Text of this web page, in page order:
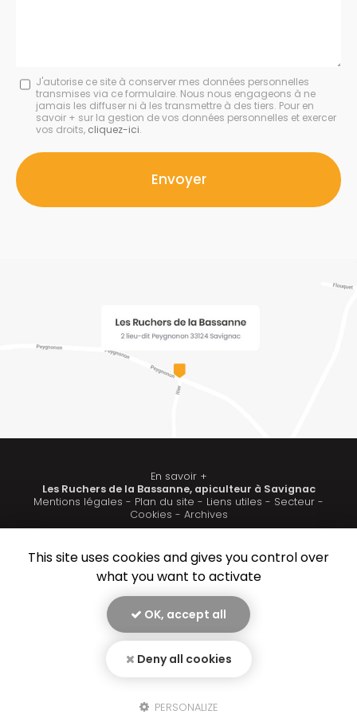
Message
J'autorise ce site à conserver mes données personnelles
transmises via ce formulaire. Nous nous engageons à ne
jamais les diffuser ni à les transmettre à des tiers. Pour en
savoir + sur la gestion de vos données personnelles et exercer
vos droits, cliquez-ici.
Acceptation
RGPD
*
Envoyer
En savoir +
Les Ruchers de la Bassanne
Fermer
Notre savoir-faire : Apiculteur à Savignac
Arrivée de notre beau saisonnier
Vente cellules royales, reines, essaims dadant langstroth
Sud-Ouest
Élevage de reines abeilles
Pollinisation en Aquitaine
Les Ruchers de la Bassanne, apiculteur à Savignac
Mentions légales - Plan du site - Liens utiles - Secteur -
Cookies - Archives
Création et référencement de site Internet
Demande de Devis
10/10
1 avis
This site uses cookies and gives you control over
what you want to activate
OK, accept all
Deny all cookies
PERSONALIZE